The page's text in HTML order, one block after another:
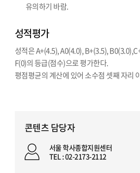
유의하기 바람.
성적평가
성적은 A+(4.5), A0(4.0), B+(3.5),
F(0)의 등급(점수)으로 평가한다.
평점평균의 계산에 있어 소수점 셋째 자리
콘텐츠 담당자
서울 학사종합지원센터
TEL : 02-2173-2112